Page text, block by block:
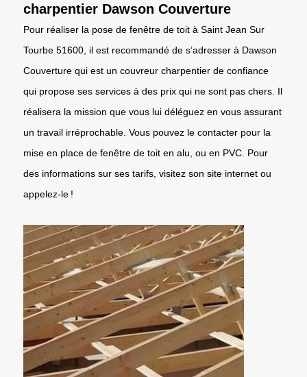
charpentier Dawson Couverture
Pour réaliser la pose de fenêtre de toit à Saint Jean Sur
Tourbe 51600, il est recommandé de s’adresser à Dawson
Couverture qui est un couvreur charpentier de confiance
qui propose ses services à des prix qui ne sont pas chers. Il
réalisera la mission que vous lui déléguez en vous assurant
un travail irréprochable. Vous pouvez le contacter pour la
mise en place de fenêtre de toit en alu, ou en PVC. Pour
des informations sur ses tarifs, visitez son site internet ou
appelez-le !